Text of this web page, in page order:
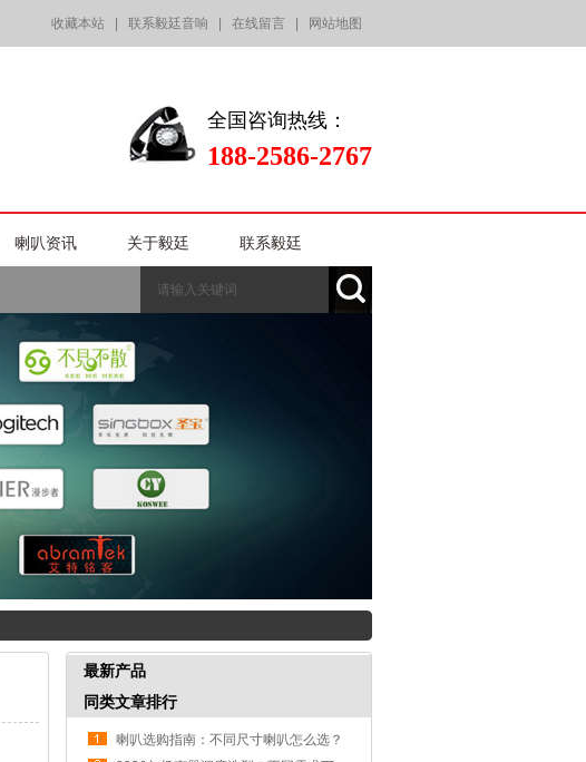
收藏本站 联系毅廷音响 在线留言 网站地图
全国咨询热线：
188-2586-2767
喇叭资讯 关于毅廷 联系毅廷
最新产品
同类文章排行
喇叭选购指南：不同尺寸喇叭怎么选？